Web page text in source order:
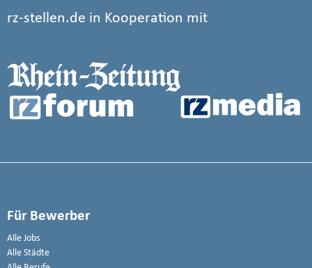
rz-stellen.de in Kooperation mit
Für Bewerber
Alle Jobs
Alle Städte